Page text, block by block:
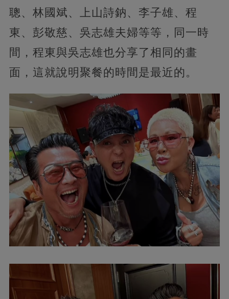
聰、林國斌、上山詩鈉、李子雄、程
東、彭敬慈、吳志雄夫婦等等，同一時
間，程東與吳志雄也分享了相同的畫
面，這就說明聚餐的時間是最近的。